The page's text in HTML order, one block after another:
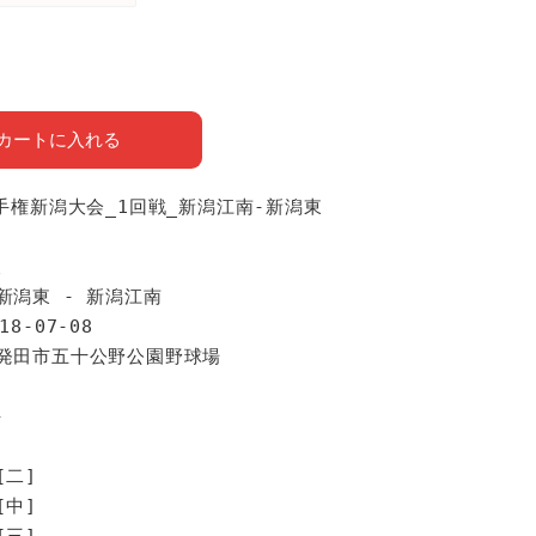
ートに入れる
権新潟大会_1回戦_新潟江南-新潟東
潟東 - 新潟江南
07-08
市五十公野公園野球場
]
]